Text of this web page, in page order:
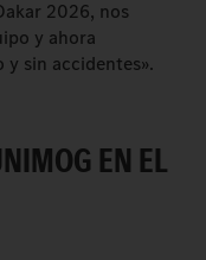
2026, nos
y ahora
sin accidentes».
EN EL